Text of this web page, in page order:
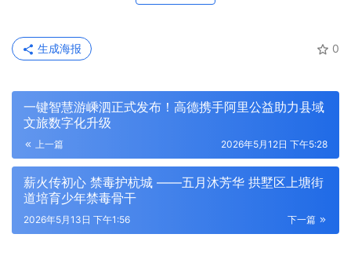
0
生成海报
一键智慧游嵊泗正式发布！高德携手阿里公益助力县域
文旅数字化升级
上一篇 2026年5月12日 下午5:28
薪火传初心 禁毒护杭城 ——五月沐芳华 拱墅区上塘街
道培育少年禁毒骨干
下一篇
2026年5月13日 下午1:56